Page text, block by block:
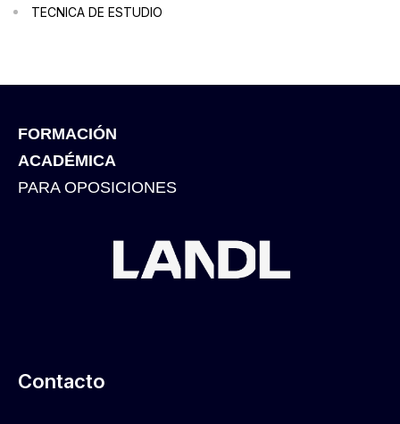
TECNICA DE ESTUDIO
FORMACIÓN
ACADÉMICA
PARA OPOSICIONES
Contacto